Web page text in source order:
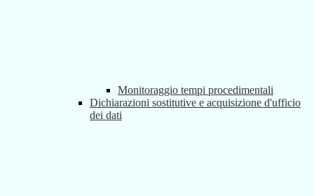
Monitoraggio tempi procedimentali
Dichiarazioni sostitutive e acquisizione d'ufficio
dei dati